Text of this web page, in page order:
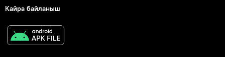
Кайра байланыш